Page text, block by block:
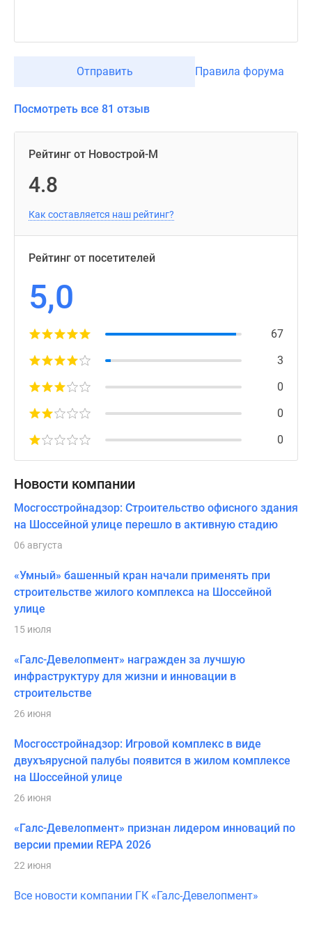
Отправить Правила форума
Посмотреть все 81 отзыв
Рейтинг от Новострой-М
4.8
Как составляется наш рейтинг?
Рейтинг от посетителей
5,0
67
3
0
0
0
Новости компании
Мосгосстройнадзор: Строительство офисного здания
на Шоссейной улице перешло в активную стадию
06 августа
«Умный» башенный кран начали применять при
строительстве жилого комплекса на Шоссейной
улице
15 июля
«Галс-Девелопмент» награжден за лучшую
инфраструктуру для жизни и инновации в
строительстве
26 июня
Мосгосстройнадзор: Игровой комплекс в виде
двухъярусной палубы появится в жилом комплексе
на Шоссейной улице
26 июня
«Галс-Девелопмент» признан лидером инноваций по
версии премии REPA 2026
22 июня
Все новости компании ГК «Галс-Девелопмент»